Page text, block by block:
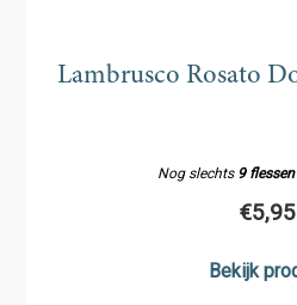
Lambrusco Rosato
Nog slechts 9 flessen
€5,95
Bekijk